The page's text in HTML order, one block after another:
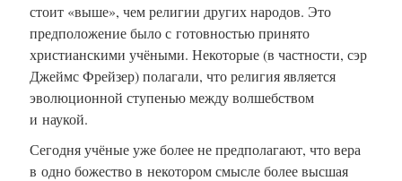
стоит «выше», чем религии других народов. Это
предположение было с готовностью принято
христианскими учёными. Некоторые (в частности, сэр
Джеймс Фрейзер) полагали, что религия является
эволюционной ступенью между волшебством
и наукой.
Сегодня учёные уже более не предполагают, что вера
в одно божество в некотором смысле более высшая